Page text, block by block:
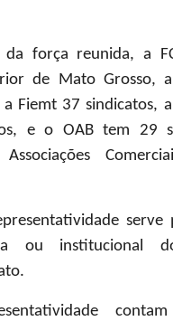
força reunida, a
de Mato Grosso,
Fiemt 37 sindicatos,
e o OAB tem 29
ou institucional